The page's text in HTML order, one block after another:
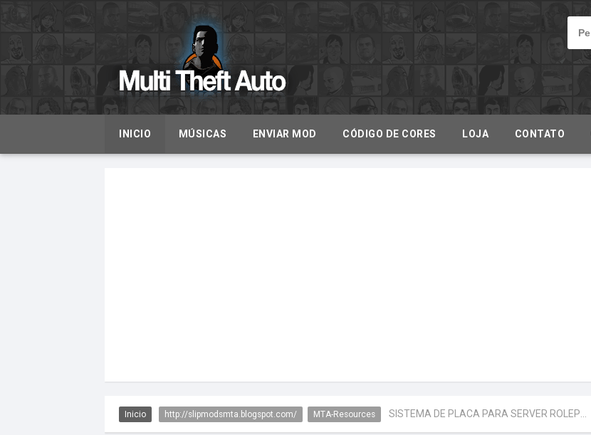
INICIO MÚSICAS ENVIAR MOD CÓDIGO DE CORES LOJA CONTATO
Inicio http://slipmodsmta.blogspot.com/ MTA-Resources SISTEMA DE PLACA PARA SERVER ROLEPLAY